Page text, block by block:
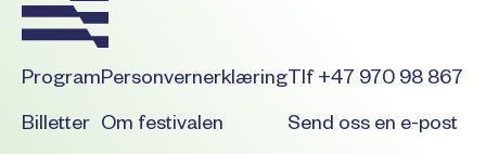
Program
Billetter
Personvernerklæring
Om festivalen
Tlf +47 970 98 867
Send oss en e-post